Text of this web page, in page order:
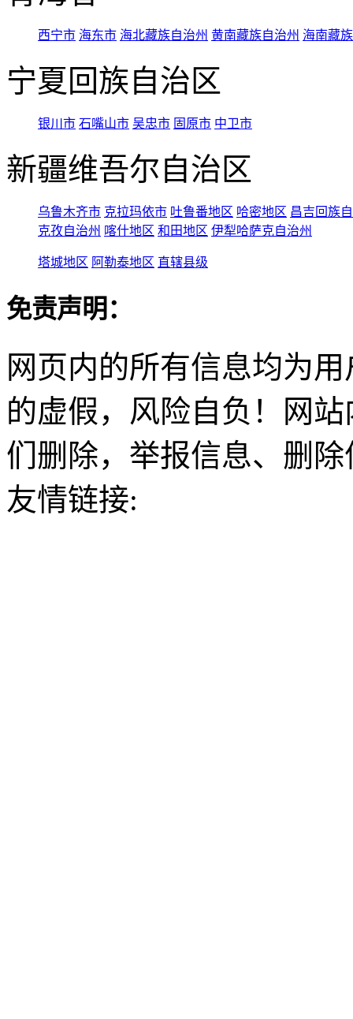
西宁市 海东市 海北藏族自治州 黄南藏族自治州 海南藏
宁夏回族自治区
银川市 石嘴山市 吴忠市 固原市 中卫市
新疆维吾尔自治区
乌鲁木齐市 克拉玛依市 吐鲁番地区 哈密地区 昌吉回族
克孜自治州 喀什地区 和田地区 伊犁哈萨克自治州
塔城地区 阿勒泰地区 直辖县级
免责声明：
网页内的所有信息均为
的虚假，风险自负！网
们删除，举报信息、删
友情链接: